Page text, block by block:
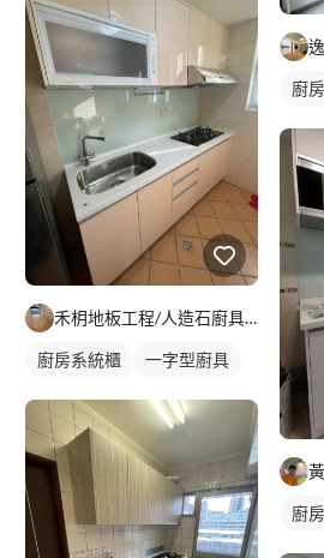
禾枂地板工程/人造石廚具（室內設計裝修）
廚房系統櫃 一字型廚具
廚
廚